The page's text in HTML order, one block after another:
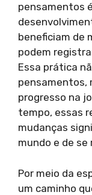
pensamentos
beneficiam de
podem
Essa prática
pensamentos,
progresso na
tempo, essas
mudanças
mundo e de
Por meio da
um caminho